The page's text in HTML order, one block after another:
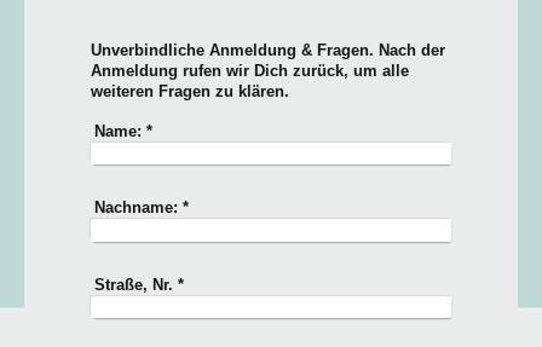
Unverbindliche Anmeldung & Fragen. Nach der
Anmeldung rufen wir Dich zurück, um alle
weiteren Fragen zu klären.
Name: *
Nachname: *
Straße, Nr. *